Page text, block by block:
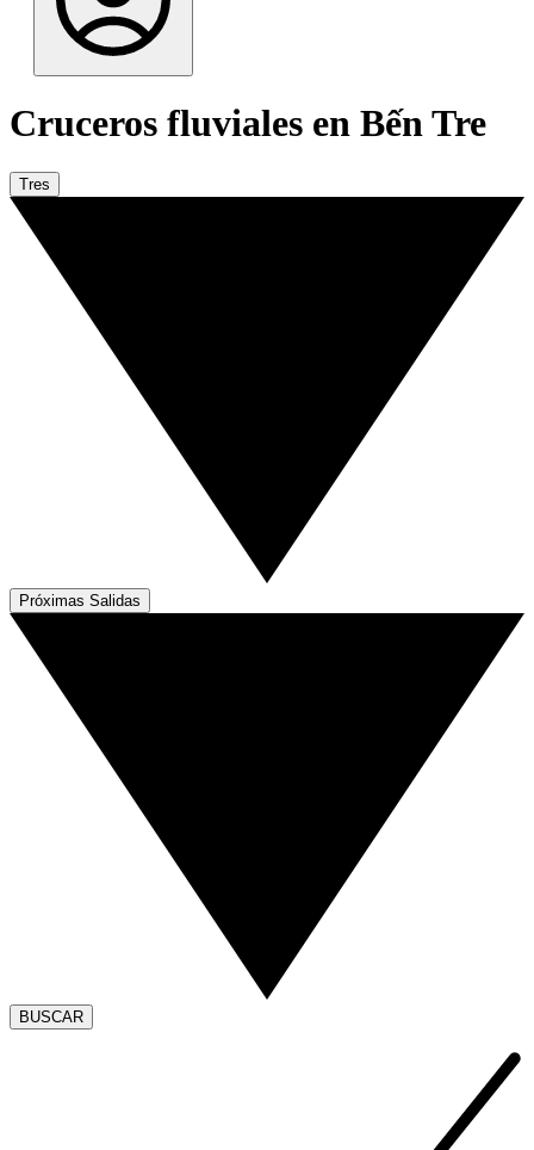
Cruceros fluviales en Bến Tre
Tres
Próximas Salidas
BUSCAR